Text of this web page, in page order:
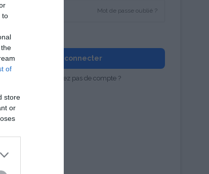
to
of
store
or
Mot de passe oublié ?
souvenir de moi
Se connecter
Vous n'avez pas de compte ?